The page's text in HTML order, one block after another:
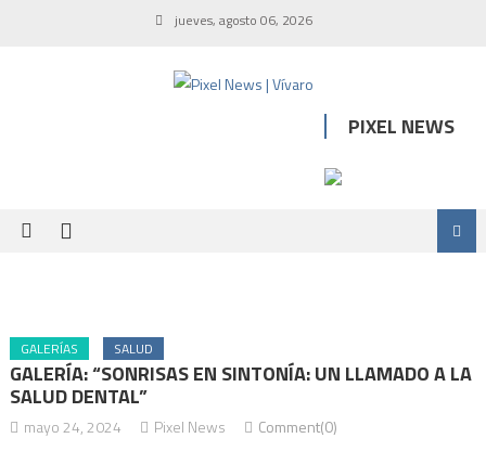
jueves, agosto 06, 2026
PIXEL NEWS
GALERÍAS SALUD
GALERÍA: “SONRISAS EN SINTONÍA: UN LLAMADO A LA
SALUD DENTAL”
mayo 24, 2024 Pixel News Comment(0)